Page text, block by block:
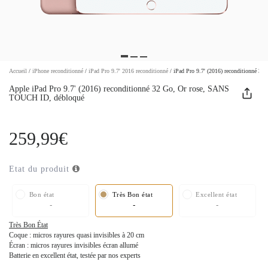
Accueil / iPhone reconditionné / iPad Pro 9.7' 2016 reconditionné / iPad Pro 9.7' (2016) reconditionné
Apple iPad Pro 9.7' (2016) reconditionné 32 Go, Or rose, SANS
TOUCH ID, débloqué
259,99€
Etat du produit
Bon état
-
Très Bon état
-
Excellent état
-
Très Bon État
Coque : micros rayures quasi invisibles à 20 cm
Écran : micros rayures invisibles écran allumé
Batterie en excellent état, testée par nos experts